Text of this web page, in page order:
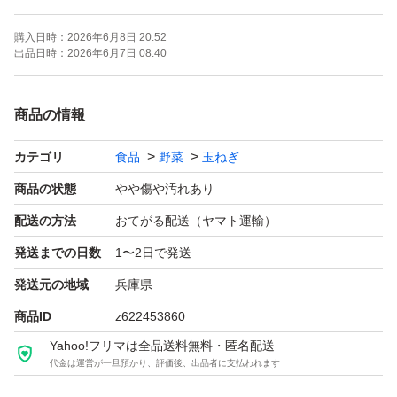
見栄えは悪いですが、通常の玉ねぎ同様味には変わりあり
ません。
大きさが様々ですので、お料理に合わせてお使い下さい
品種:ターザン
重量:箱込み約10kg
サイズ:色々
保存性を高める為、薄皮を残してありますので少し土が付
いた状態での発送となります。
風通しの良い日陰での保存をお願いします。
購入日時： 2026年6月8日 20:52
出品日時： 2026年6月7日 08:40
商品の情報
カテゴリ 食品 野菜 玉ねぎ
商品の状態 やや傷や汚れあり
配送の方法 おてがる配送（ヤマト運輸）
発送までの日数 1〜2日で発送
発送元の地域 兵庫県
商品ID z622453860
Yahoo!フリマは全品送料無料・匿名配送
代金は運営が一旦預かり、評価後、出品者に支払われます